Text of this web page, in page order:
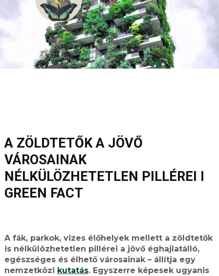
A ZÖLDTETŐK A JÖVŐ
VÁROSAINAK
NÉLKÜLÖZHETETLEN PILLÉREI I
GREEN FACT
A fák, parkok, vizes élőhelyek mellett a zöldtetők
is nélkülözhetetlen pillérei a jövő éghajlatálló,
egészséges és élhető városainak – állítja egy
nemzetközi kutatás. Egyszerre képesek ugyanis